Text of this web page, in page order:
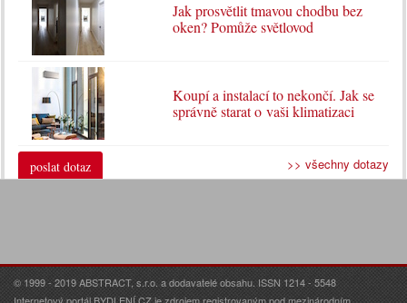
Jak prosvětlit tmavou chodbu bez
oken? Pomůže světlovod
Koupí a instalací to nekončí. Jak se
správně starat o vaši klimatizaci
poslat dotaz >> všechny dotazy
© 1999 - 2019 ABSTRACT, s.r.o. a dodavatelé obsahu. ISSN 1214 - 5548